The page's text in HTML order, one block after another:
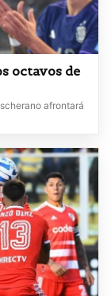
octavos de
afrontará